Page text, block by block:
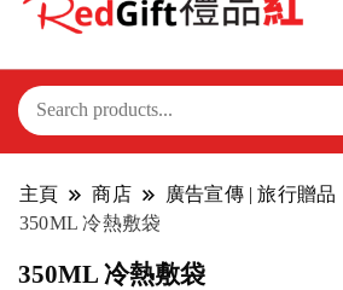
主頁 商店 廣告宣傳 | 旅行贈品
350ML 冷熱敷袋
350ML 冷熱敷袋